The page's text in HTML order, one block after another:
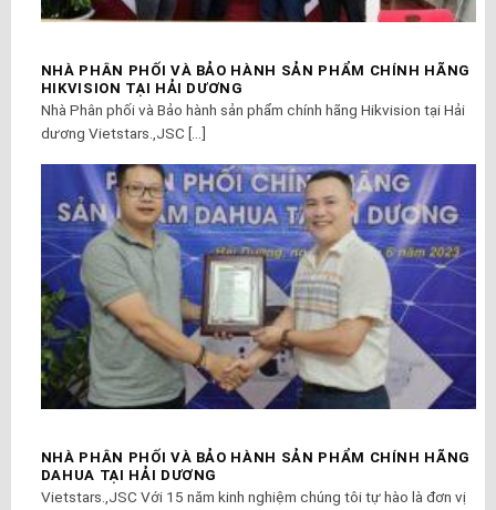
NHÀ PHÂN PHỐI VÀ BẢO HÀNH SẢN PHẨM CHÍNH HÃNG
HIKVISION TẠI HẢI DƯƠNG
Nhà Phân phối và Bảo hành sản phẩm chính hãng Hikvision tại Hải
dương Vietstars.,JSC [...]
NHÀ PHÂN PHỐI VÀ BẢO HÀNH SẢN PHẨM CHÍNH HÃNG
DAHUA TẠI HẢI DƯƠNG
Vietstars.,JSC Với 15 năm kinh nghiệm chúng tôi tự hào là đơn vị